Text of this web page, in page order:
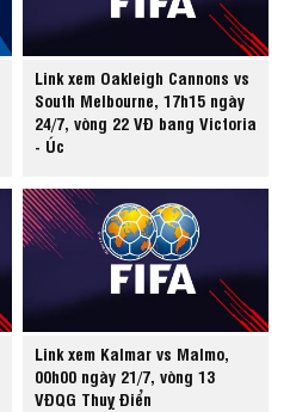
Link xem Oakleigh Cannons vs
South Melbourne, 17h15 ngày
24/7, vòng 22 VĐ bang Victoria
- Úc
Link xem Kalmar vs Malmo,
00h00 ngày 21/7, vòng 13
VĐQG Thuỵ Điển